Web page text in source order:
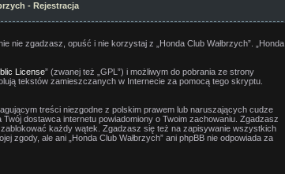
- Rejestracja
nie zgadzasz, opuść i nie korzystaj z „Honda Club Wałbrzych”. „Honda
License” (zwanej też „GPL”) i możliwym do pobrania ze strony
tekstów zamieszczanych w Internecie za pomocą tego skryptu.
treści niezgodne z polskim prawem lub naruszających cudze
dostawca internetu powiadomiony o Twoim zachowaniu. Zgadzasz
każdy wątek. Zgadzasz się też na zapisywanie wszystkich
zgody, ale ani „Honda Club Wałbrzych” ani phpBB nie odpowiada za